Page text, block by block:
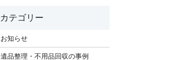
お知らせ
遺品整理・不用品回収の事例